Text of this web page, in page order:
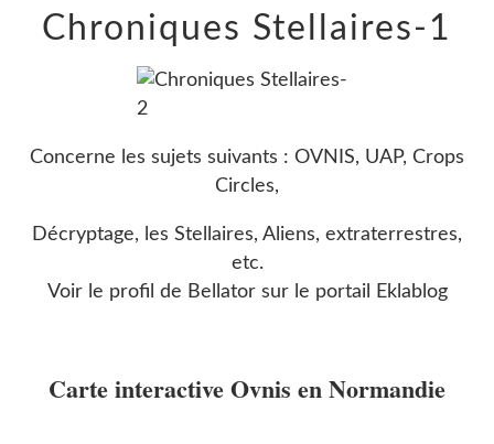
Chroniques Stellaires-1
Concerne les sujets suivants : OVNIS, UAP, Crops
Circles,
Décryptage, les Stellaires, Aliens, extraterrestres,
etc.
Voir le profil de Bellator sur le portail Eklablog
Carte interactive Ovnis en Normandie